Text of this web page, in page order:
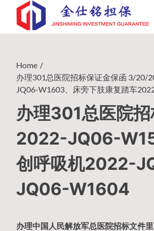
content
Home
办理301总医院招标保证金保函 3/20/
JQ06-W1603、床旁下肢康复踏车
办理301总医院
2022-JQ06-
创呼吸机2022-
JQ06-W1604
办理中国人民解放军总医院招标文件